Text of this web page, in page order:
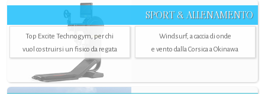
SPORT & ALLENAMENTO
Top Excite Technogym, per chi
vuol costruirsi un fisico da regata
Windsurf, a caccia di onde
e vento dalla Corsica a Okinawa